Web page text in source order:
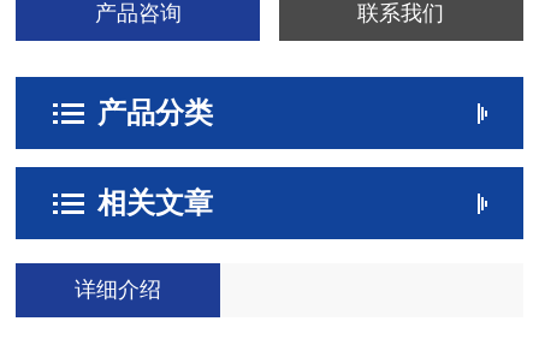
产品咨询 联系我们
产品分类
相关文章
详细介绍